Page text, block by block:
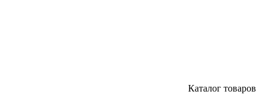
Каталог товаров